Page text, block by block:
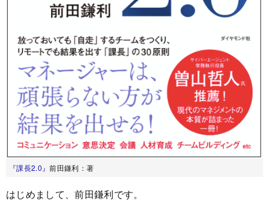
『課長2.0』前田鎌利：著
はじめまして、前田鎌利です。